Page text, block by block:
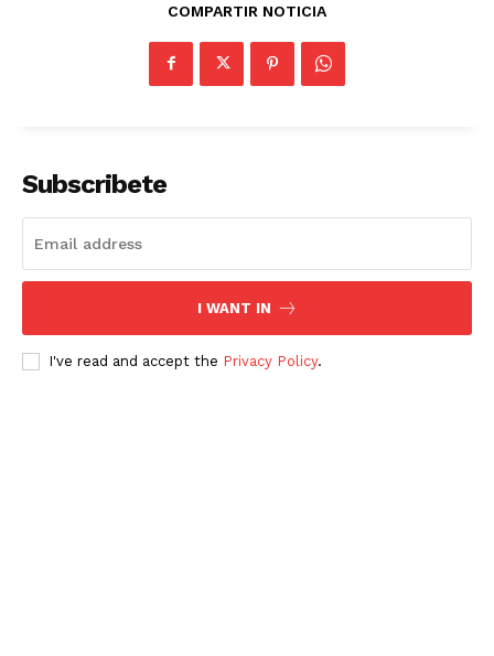
COMPARTIR NOTICIA
Subscribete
I WANT IN
I've read and accept the Privacy Policy.